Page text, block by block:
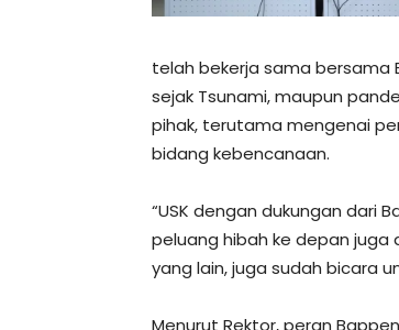
telah bekerja sama bersama
sejak Tsunami, maupun
pihak, terutama mengenai
bidang kebencanaan.
“USK dengan dukungan dari
peluang hibah ke depan juga
yang lain, juga sudah bicara
Menurut Rektor, peran